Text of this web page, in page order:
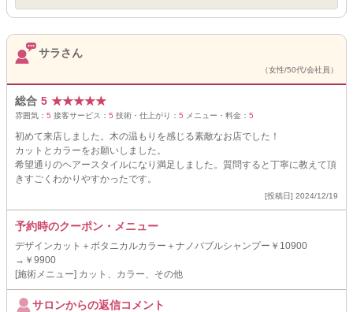
サラさん
（女性/50代/会社員）
総合 5 ★★★★★
雰囲気： 5 接客サービス： 5 技術・仕上がり： 5 メニュー・料金： 5
初めて来店しました。木の温もりを感じる素敵なお店でした！
カットとカラーをお願いしました。
希望通りのヘアースタイルになり満足しました。質問すると丁寧に教えて頂
きすごくわかりやすかったです。
[投稿日] 2024/12/19
予約時のクーポン・メニュー
デザインカット＋ボタニカルカラー＋ナノバブルシャンプー￥10900
→￥9900
[施術メニュー] カット、カラー、その他
サロンからの返信コメント